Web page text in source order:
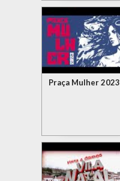
Praça Mulher 2023